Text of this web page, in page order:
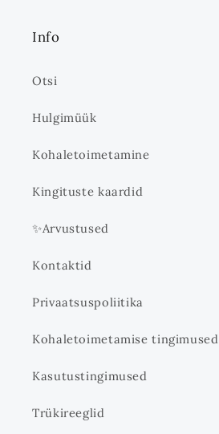
Info
Otsi
Hulgimüük
Kohaletoimetamine
Kingituste kaardid
✨Arvustused
Kontaktid
Privaatsuspoliitika
Kohaletoimetamise tingimused
Kasutustingimused
Trükireeglid